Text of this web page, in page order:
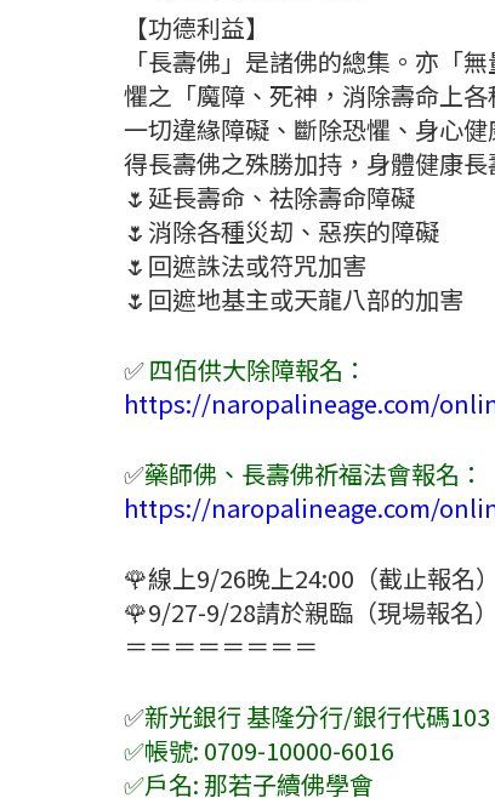
【功德利益】
「長壽佛」是諸佛的總集。亦「
懼之「魔障、死神，消除壽命上
一切違緣障礙、斷除恐懼、身心
得長壽佛之殊勝加持，身體健康長
🌷延長壽命、祛除壽命障礙
🌷消除各種災刧、惡疾的障礙
🌷回遮誅法或符咒加害
🌷回遮地基主或天龍八部的加害
✅四佰供大除障報名：
https://naropalineage.com/
✅藥師佛、長壽佛祈福法會報名：
https://naropalineage.com/
🌹線上9/26晚上24:00（截止報名）
🌹9/27-9/28請於親臨（現場報名）
＝＝＝＝＝＝＝＝
✅新光銀行 基隆分行/銀行代碼103
✅帳號: 0709-10000-6016
✅戶名: 那若子續佛學會